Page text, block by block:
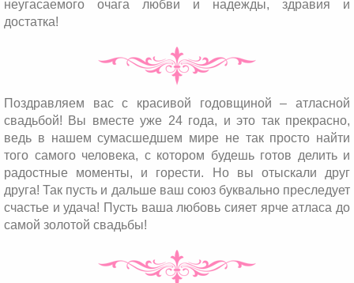
неугасаемого очага любви и надежды, здравия и
достатка!
Поздравляем вас с красивой годовщиной – атласной
свадьбой! Вы вместе уже 24 года, и это так прекрасно,
ведь в нашем сумасшедшем мире не так просто найти
того самого человека, с котором будешь готов делить и
радостные моменты, и горести. Но вы отыскали друг
друга! Так пусть и дальше ваш союз буквально преследует
счастье и удача! Пусть ваша любовь сияет ярче атласа до
самой золотой свадьбы!